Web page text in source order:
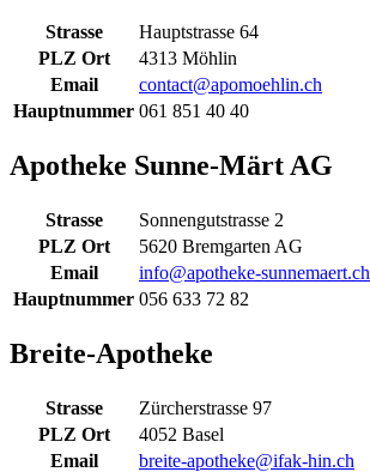
Strasse
Hauptstrasse 64
PLZ Ort
4313 Möhlin
Email
contact@apomoehlin.ch
Hauptnummer 061 851 40 40
Apotheke Sunne-Märt AG
Strasse
Sonnengutstrasse 2
PLZ Ort
5620 Bremgarten AG
Email
info@apotheke-sunnemaert.ch
Hauptnummer 056 633 72 82
Breite-Apotheke
Strasse
Zürcherstrasse 97
PLZ Ort
4052 Basel
Email
breite-apotheke@ifak-hin.ch